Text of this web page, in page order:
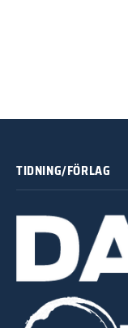
TIDNING/FÖRLAG